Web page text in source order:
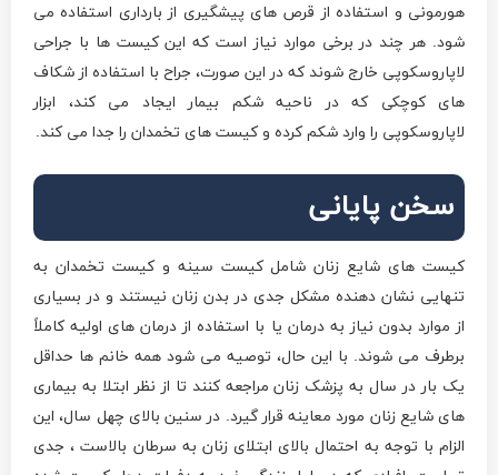
هورمونی و استفاده از قرص های پیشگیری از بارداری استفاده می
شود. هر چند در برخی موارد نیاز است که این کیست ها با جراحی
لاپاروسکوپی خارج شوند که در این صورت، جراح با استفاده از شکاف
های کوچکی که در ناحیه شکم بیمار ایجاد می کند، ابزار
لاپاروسکوپی را وارد شکم کرده و کیست های تخمدان را جدا می کند.
سخن پایانی
کیست های شایع زنان شامل کیست سینه و کیست تخمدان به
تنهایی نشان دهنده مشکل جدی در بدن زنان نیستند و در بسیاری
از موارد بدون نیاز به درمان یا با استفاده از درمان های اولیه کاملاً
برطرف می شوند. با این حال، توصیه می شود همه خانم ها حداقل
یک بار در سال به پزشک زنان مراجعه کنند تا از نظر ابتلا به بیماری
های شایع زنان مورد معاینه قرار گیرد. در سنین بالای چهل سال، این
الزام با توجه به احتمال بالای ابتلای زنان به سرطان بالاست ، جدی